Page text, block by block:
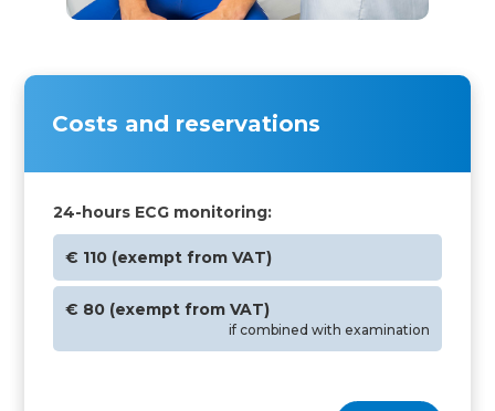
Costs and reservations
24-hours ECG monitoring:
€ 110 (exempt from VAT)
€ 80 (exempt from VAT)
if combined with examination